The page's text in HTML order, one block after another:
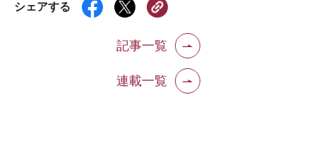
シェアする
記事一覧
連載一覧